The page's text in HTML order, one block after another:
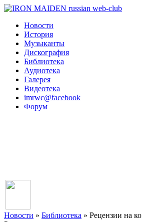
Новости
История
Музыканты
Дискография
Библиотека
Аудиотека
Галерея
Видеотека
imrwc@facebook
Форум
Новости » Библиотека » Рецензии на